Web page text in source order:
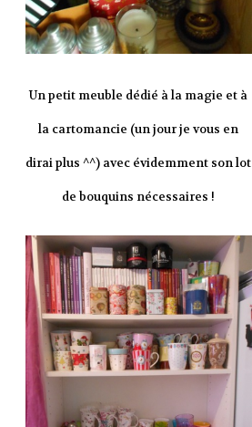
Un petit meuble dédié à la magie et à
la cartomancie (un jour je vous en
dirai plus ^^) avec évidemment son lot
de bouquins nécessaires !